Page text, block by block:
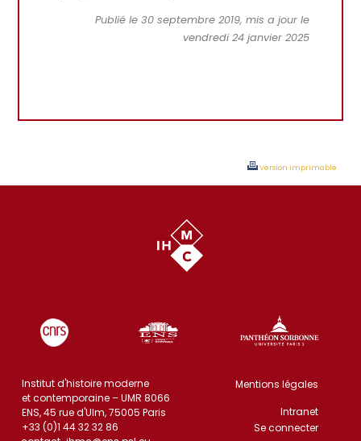
Publié le 30 septembre 2019, mis a jour le
vendredi 24 janvier 2025
Version imprimable
Institut d'histoire moderne
et contemporaine – UMR 8066
ENS, 45 rue d'Ulm, 75005 Paris
+33 (0)1 44 32 32 86
Mentions légales
Intranet
Se connecter